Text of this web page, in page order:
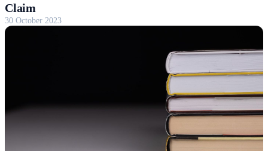
Claim
30 October 2023